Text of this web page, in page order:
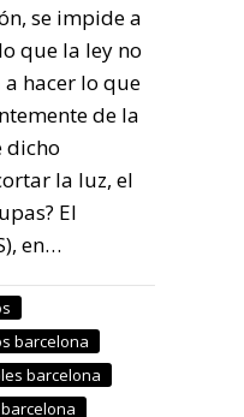
se impide a
que la ley no
hacer lo que
de la
dicho
la luz, el
El
en…
barcelona
barcelona